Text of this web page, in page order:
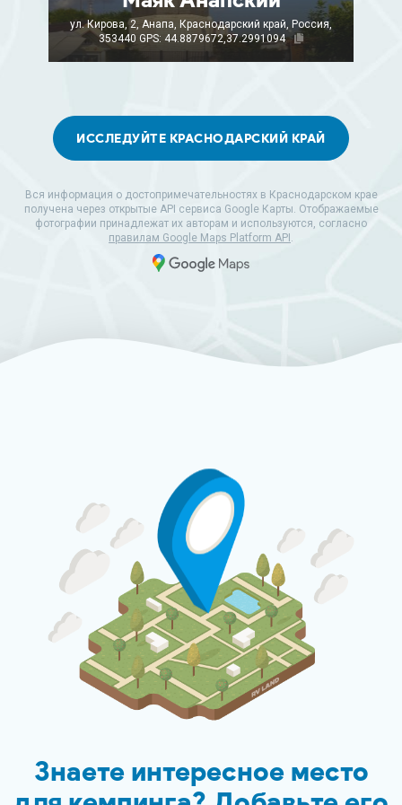
ул. Кирова, 2, Анапа, Краснодарский край, Россия,
353440 GPS: 44.8879672,37.2991094
ИССЛЕДУЙТЕ КРАСНОДАРСКИЙ КРАЙ
Вся информация о достопримечательностях в Краснодарском крае
получена через открытые API сервиса Google Карты. Отображаемые
фотографии принадлежат их авторам и используются, согласно
правилам Google Maps Platform API .
Знаете интересное место